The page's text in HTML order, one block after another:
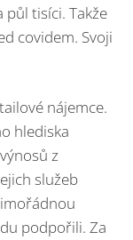
půl tisíci. Takže
covidem. Svoji
nájemce.
hlediska
z
služeb
podpořili. Za